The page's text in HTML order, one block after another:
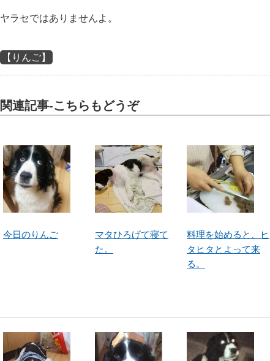
ヤラセではありませんよ。
【りんご】
関連記事-こちらもどうぞ
今日のりんご
マタひろげて寝て
た。
料理を始めると、ヒ
タヒタとよって来
る。